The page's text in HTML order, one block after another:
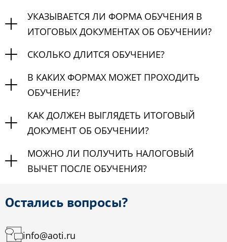
УКАЗЫВАЕТСЯ ЛИ ФОРМА ОБУЧЕНИЯ В
ИТОГОВЫХ ДОКУМЕНТАХ ОБ ОБУЧЕНИИ?
СКОЛЬКО ДЛИТСЯ ОБУЧЕНИЕ?
В КАКИХ ФОРМАХ МОЖЕТ ПРОХОДИТЬ
ОБУЧЕНИЕ?
КАК ДОЛЖЕН ВЫГЛЯДЕТЬ ИТОГОВЫЙ
ДОКУМЕНТ ОБ ОБУЧЕНИИ?
МОЖНО ЛИ ПОЛУЧИТЬ НАЛОГОВЫЙ
ВЫЧЕТ ПОСЛЕ ОБУЧЕНИЯ?
Остались вопросы?
info@aoti.ru